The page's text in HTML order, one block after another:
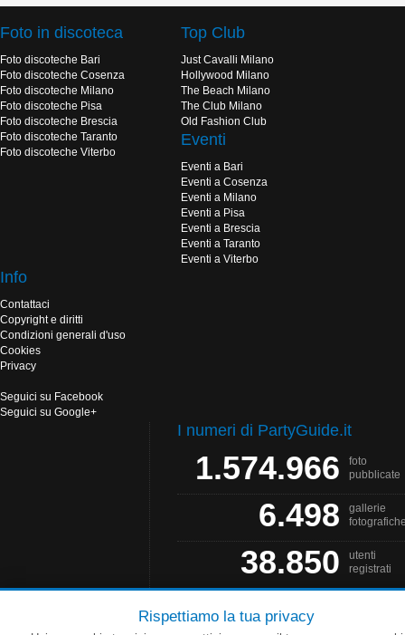
Foto in discoteca
Foto discoteche Bari
Foto discoteche Cosenza
Foto discoteche Milano
Foto discoteche Pisa
Foto discoteche Brescia
Foto discoteche Taranto
Foto discoteche Viterbo
Top Club
Just Cavalli Milano
Hollywood Milano
The Beach Milano
The Club Milano
Old Fashion Club
Eventi
Eventi a Bari
Eventi a Cosenza
Eventi a Milano
Eventi a Pisa
Eventi a Brescia
Eventi a Taranto
Eventi a Viterbo
Info
Contattaci
Copyright e diritti
Condizioni generali d'uso
Cookies
Privacy
Seguici su Facebook
Seguici su Google+
I numeri di PartyGuide.it
1.574.966
foto
pubblicate
6.498
gallerie
38.850
utenti
registrati
Web Solution Salonna Web Designer
Rispettiamo la tua privacy